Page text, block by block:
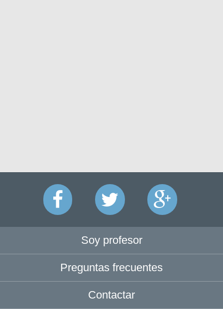
Soy profesor
Preguntas frecuentes
Contactar